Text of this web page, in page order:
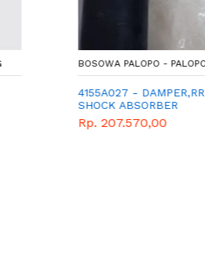
BOSOWA PALOPO - PALOPO
4155A027 - DAMPER,RR
SHOCK ABSORBER
Rp. 207.570,00